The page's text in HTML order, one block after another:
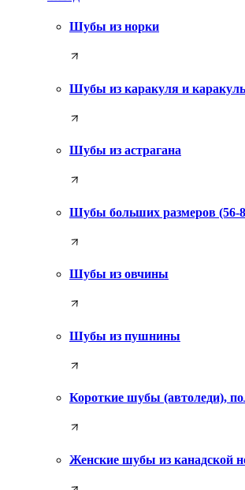
Шубы из норки
Шубы из каракуля и
Шубы из астрагана
Шубы больших размеров (56-
Шубы из овчины
Шубы из пушнины
Короткие шубы (автоледи),
Женские шубы из канадской